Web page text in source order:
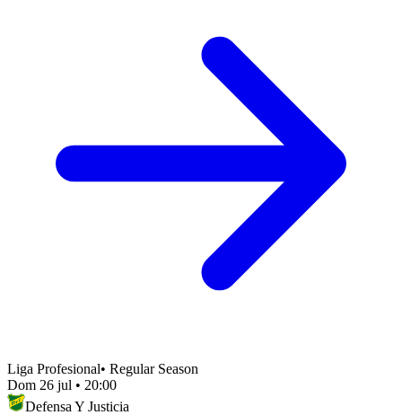
Liga Profesional• Regular Season
Dom 26 jul • 20:00
Defensa Y Justicia